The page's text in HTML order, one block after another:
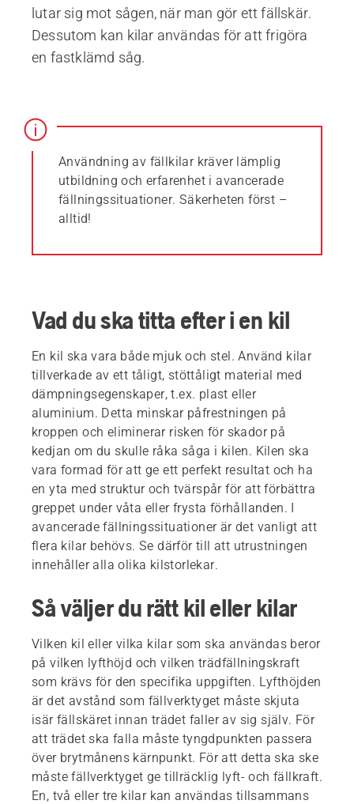
lutar sig mot sågen, när man gör ett fällskär.
Dessutom kan kilar användas för att frigöra
en fastklämd såg.
Användning av fällkilar kräver lämplig
utbildning och erfarenhet i avancerade
fällningssituationer. Säkerheten först –
alltid!
Vad du ska titta efter i en kil
En kil ska vara både mjuk och stel. Använd kilar
tillverkade av ett tåligt, stöttåligt material med
dämpningsegenskaper, t.ex. plast eller
aluminium. Detta minskar påfrestningen på
kroppen och eliminerar risken för skador på
kedjan om du skulle råka såga i kilen. Kilen ska
vara formad för att ge ett perfekt resultat och ha
en yta med struktur och tvärspår för att förbättra
greppet under våta eller frysta förhållanden. I
avancerade fällningssituationer är det vanligt att
flera kilar behövs. Se därför till att utrustningen
innehåller alla olika kilstorlekar.
Så väljer du rätt kil eller kilar
Vilken kil eller vilka kilar som ska användas beror
på vilken lyfthöjd och vilken trädfällningskraft
som krävs för den specifika uppgiften. Lyfthöjden
är det avstånd som fällverktyget måste skjuta
isär fällskäret innan trädet faller av sig själv. För
att trädet ska falla måste tyngdpunkten passera
över brytmånens kärnpunkt. För att detta ska ske
måste fällverktyget ge tillräcklig lyft- och fällkraft.
En, två eller tre kilar kan användas tillsammans